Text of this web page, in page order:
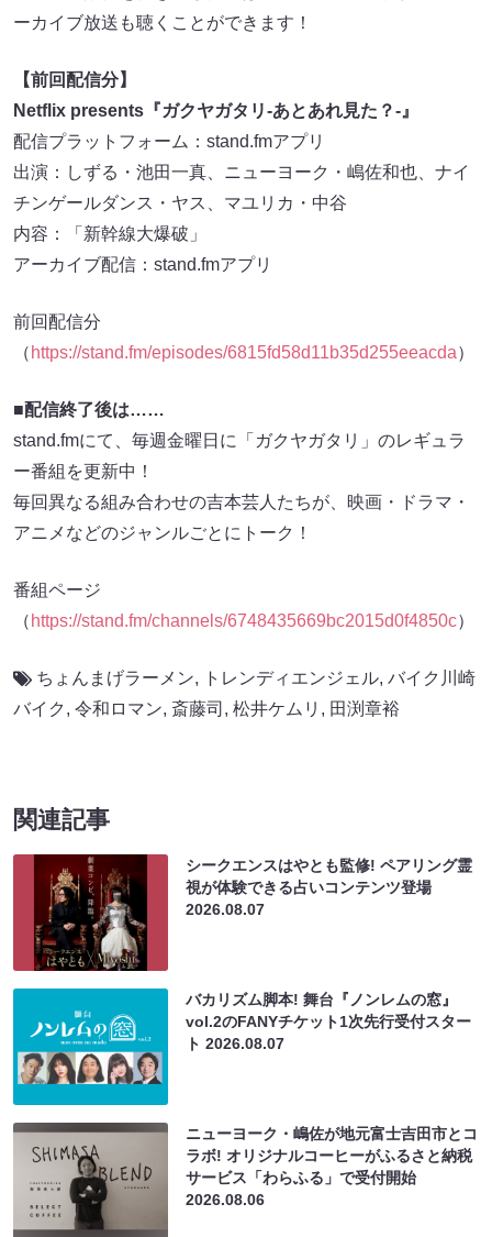
ーカイブ放送も聴くことができます！
【前回配信分】
Netflix presents『ガクヤガタリ-あとあれ見た？-』
配信プラットフォーム：stand.fmアプリ
出演：しずる・池田一真、ニューヨーク・嶋佐和也、ナイ
チンゲールダンス・ヤス、マユリカ・中谷
内容：「新幹線大爆破」
アーカイブ配信：stand.fmアプリ
前回配信分
（ https://stand.fm/episodes/6815fd58d11b35d255eeacda）
■配信終了後は……
stand.fmにて、毎週金曜日に「ガクヤガタリ」のレギュラ
ー番組を更新中！
毎回異なる組み合わせの吉本芸人たちが、映画・ドラマ・
アニメなどのジャンルごとにトーク！
番組ページ
（ https://stand.fm/channels/6748435669bc2015d0f4850c）
ちょんまげラーメン, トレンディエンジェル, バイク川崎
バイク , 令和ロマン, 斎藤司 , 松井ケムリ , 田渕章裕
関連記事
シークエンスはやとも監修! ペアリング霊
視が体験できる占いコンテンツ登場
2026.08.07
バカリズム脚本! 舞台『ノンレムの窓』
vol.2のFANYチケット1次先行受付スター
ト2026.08.07
ニューヨーク・嶋佐が地元富士吉田市とコ
ラボ! オリジナルコーヒーがふるさと納税
サービス「わらふる」で受付開始
2026.08.06